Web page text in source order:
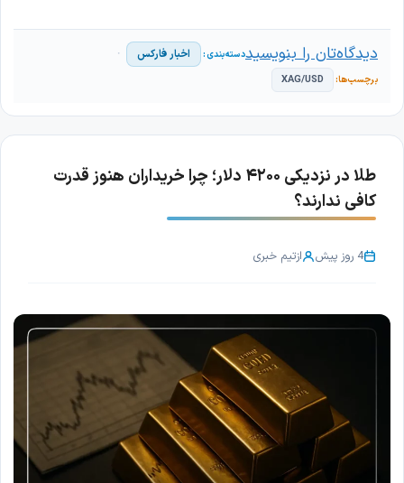
اخبار فارکس
XAG/USD
دیدگاه‌تان را بنویسید
طلا در نزدیکی ۴۲۰۰ دلار؛ چرا خریداران هنوز قدرت
کافی ندارند؟
4 روز پیش ازتیم خبری